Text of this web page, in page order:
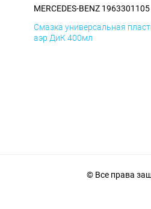
MERCEDES-BENZ 1963301105
Смазка универсальная
аэр ДиК 400мл
© Все права